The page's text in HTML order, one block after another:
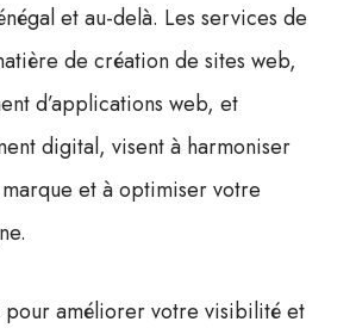
et au-delà. Les services de
de création de sites web,
d’applications web, et
digital, visent à harmoniser
et à optimiser votre
pour améliorer votre visibilité et